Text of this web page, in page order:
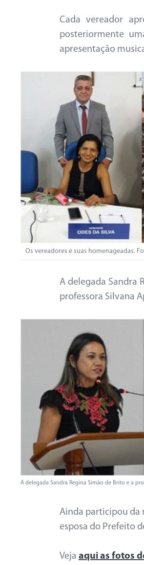
Cada vereador
posteriormente
apresentação
Os vereadores e suas homenageadas.
A delegada Sandra
professora Silvana
A delegada Sandra Regina Simão de Brito e a
Ainda participou da
esposa do Prefeito
Veja aqui as fotos